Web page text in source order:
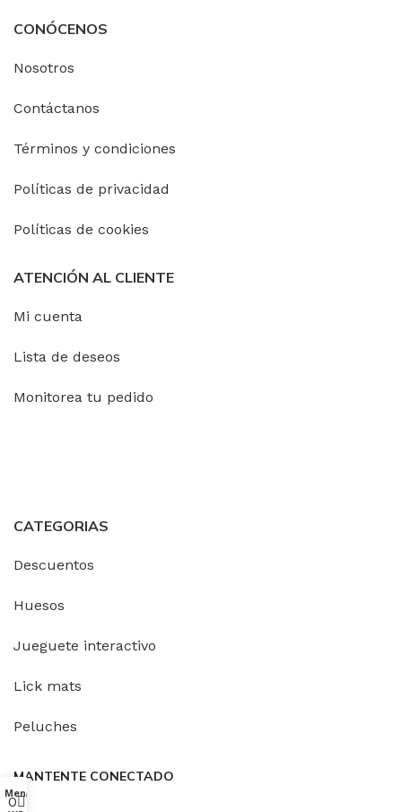
CONÓCENOS
Nosotros
Contáctanos
Términos y condiciones
Políticas de privacidad
Políticas de cookies
ATENCIÓN AL CLIENTE
Mi cuenta
Lista de deseos
Monitorea tu pedido
CATEGORIAS
Descuentos
Huesos
Jueguete interactivo
Lick mats
Peluches
MANTENTE CONECTADO
Menu
0 My account